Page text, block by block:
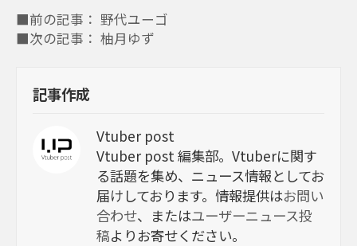
■前の記事： 野代ユーゴ
■次の記事： 柚月ゆず
記事作成
Vtuber post
Vtuber post 編集部。Vtuberに関す
る話題を集め、ニュース情報としてお
届けしております。情報提供はお問い
合わせ、またはユーザーニュース投
稿よりお寄せください。